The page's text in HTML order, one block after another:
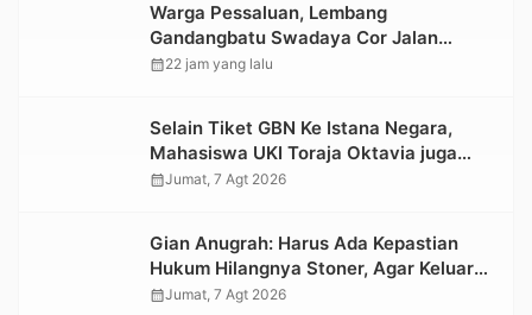
Warga Pessaluan, Lembang
Gandangbatu Swadaya Cor Jalan
Kabupaten
calendar_month22 jam yang lalu
Selain Tiket GBN Ke Istana Negara,
Mahasiswa UKI Toraja Oktavia juga
Lolos ke Pekan Seni Mahasiswa
calendar_monthJumat, 7 Agt 2026
Gian Anugrah: Harus Ada Kepastian
Hukum Hilangnya Stoner, Agar Keluarga
tidak Larut dalam Trauma dan
calendar_monthJumat, 7 Agt 2026